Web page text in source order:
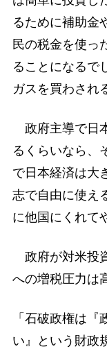
るために補助金
民の税金を使っ
ることになるで
ガスを買わされ
政府主導で日
るくらいなら、
で日本経済は大
志で自由に使え
に他国にくれて
政府が対米投
への増税圧力は
「石破政権は
い』という財政